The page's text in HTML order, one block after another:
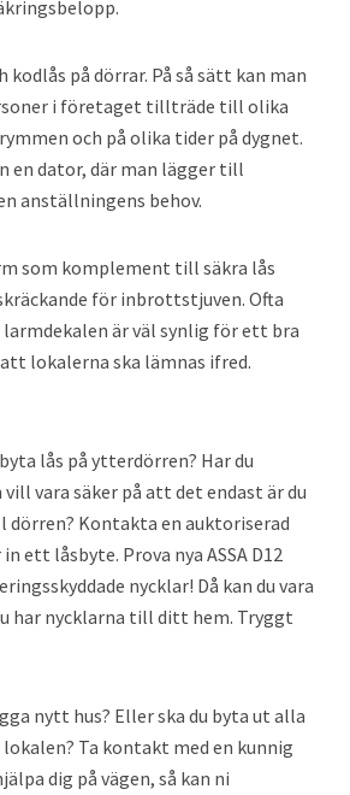
kodlås på dörrar. På så sätt kan man
i företaget tillträde till olika
och på olika tider på dygnet.
en dator, där man lägger till
anställningens behov.
som komplement till säkra lås
för inbrottstjuven. Ofta
är väl synlig för ett bra
lokalerna ska lämnas ifred.
lås på ytterdörren? Har du
vara säker på att det endast är du
dörren? Kontakta en auktoriserad
ett låsbyte. Prova nya ASSA D12
nycklar! Då kan du vara
har nycklarna till ditt hem. Tryggt
nytt hus? Eller ska du byta ut alla
Ta kontakt med en kunnig
dig på vägen, så kan ni